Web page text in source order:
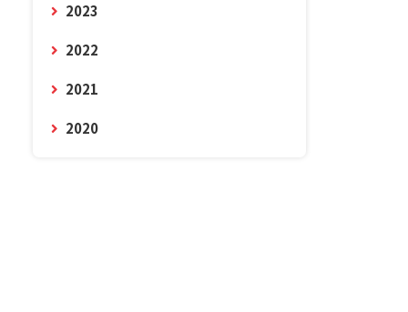
2023
2022
2021
2020